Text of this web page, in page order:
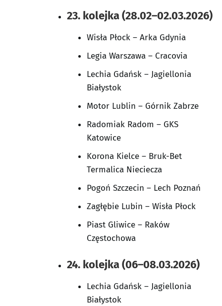
23. kolejka (28.02–02.03.2026)
Wisła Płock – Arka Gdynia
Legia Warszawa – Cracovia
Lechia Gdańsk – Jagiellonia
Białystok
Motor Lublin – Górnik Zabrze
Radomiak Radom – GKS
Katowice
Korona Kielce – Bruk-Bet
Termalica Nieciecza
Pogoń Szczecin – Lech Poznań
Zagłębie Lubin – Wisła Płock
Piast Gliwice – Raków
Częstochowa
24. kolejka (06–08.03.2026)
Lechia Gdańsk – Jagiellonia
Białystok